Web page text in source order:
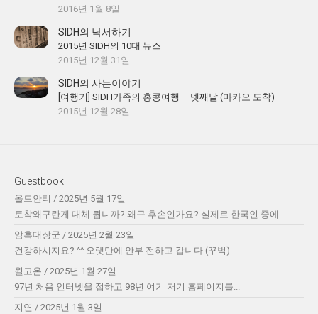
2016년 1월 8일
SIDH의 낙서하기
2015년 SIDH의 10대 뉴스
2015년 12월 31일
SIDH의 사는이야기
[여행기] SIDH가족의 홍콩여행 – 넷째날 (마카오 도착)
2015년 12월 28일
Guestbook
올드안티 / 2025년 5월 17일
토착왜구란게 대체 뭡니까? 왜구 후손인가요? 실제로 한국인 중에...
암흑대장군 / 2025년 2월 23일
건강하시지요? ^^ 오랫만에 안부 전하고 갑니다 (꾸벅)
윌고온 / 2025년 1월 27일
97년 처음 인터넷을 접하고 98년 여기 저기 홈페이지를...
지연 / 2025년 1월 3일